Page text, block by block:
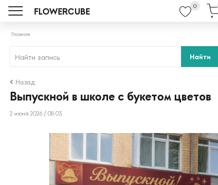
FLOWERCUBE
0
Главная
Найти
Назад
Выпускной в школе с букетом цветов
2 июня 2026 / 08:03